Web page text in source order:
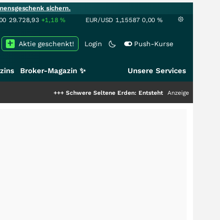
sichern.
29.728,93 +1,18% EUR/USD 1,15587 0,00 %
Login Push-Kurse
Aktie geschenkt!
Broker-Magazin ✨ Unsere Services
Schwere Seltene Erden: Entsteht hier die nächste
Anzeige